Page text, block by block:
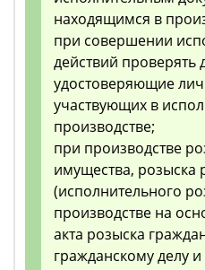
находящимся в
при совершении
действий проверять
удостоверяющие
участвующих в
производстве;
при производстве
имущества, розыска
(исполнительного
производстве на
акта розыска
гражданскому делу